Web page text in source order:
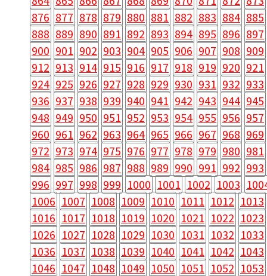
876 877 878 879 880 881 882 883 884 885
888 889 890 891 892 893 894 895 896 897
900 901 902 903 904 905 906 907 908 909
912 913 914 915 916 917 918 919 920 921
924 925 926 927 928 929 930 931 932 933
936 937 938 939 940 941 942 943 944 945
948 949 950 951 952 953 954 955 956 957
960 961 962 963 964 965 966 967 968 969
972 973 974 975 976 977 978 979 980 981
984 985 986 987 988 989 990 991 992 993
996 997 998 999 1000 1001 1002 1003
1006 1007 1008 1009 1010 1011 1012 1013
1016 1017 1018 1019 1020 1021 1022 1023
1026 1027 1028 1029 1030 1031 1032 1033
1036 1037 1038 1039 1040 1041 1042 1043
1046 1047 1048 1049 1050 1051 1052 1053